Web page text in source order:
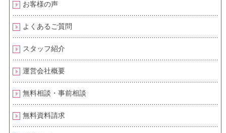
お客様の声
よくあるご質問
スタッフ紹介
運営会社概要
無料相談・事前相談
無料資料請求